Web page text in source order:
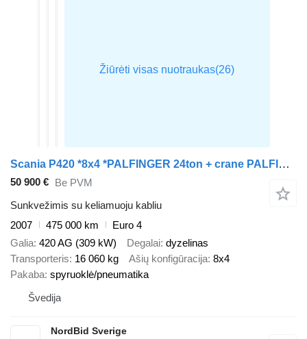
Scania P420 *8x4 *PALFINGER 24ton + crane PALFINGER 32t/m
50 900 € Be PVM
Sunkvežimis su keliamuoju kabliu
2007
475 000 km
Euro 4
Galia 420 AG (309 kW) Degalai dyzelinas
Transporteris 16 060 kg Ašių konfigūracija 8x4
Pakaba spyruoklė/pneumatika
Švedija
NordBid Sverige